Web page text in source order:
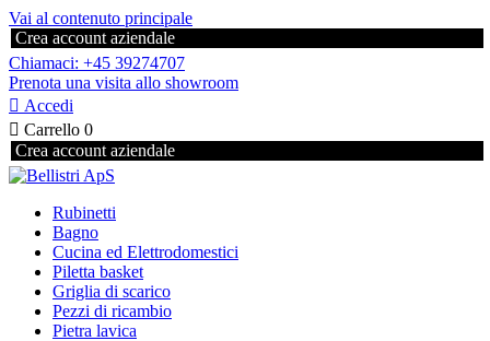
Vai al contenuto principale
Crea account aziendale
Chiamaci: +45 39274707
Prenota una visita allo showroom
 Accedi
 Carrello 0
Crea account aziendale
Rubinetti
Bagno
Cucina ed Elettrodomestici
Piletta basket
Griglia di scarico
Pezzi di ricambio
Pietra lavica